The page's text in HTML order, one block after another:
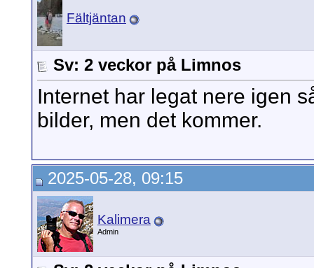
Fältjäntan
Sv: 2 veckor på Limnos
Internet har legat nere igen
bilder, men det kommer.
2025-05-28, 09:15
Kalimera
Admin